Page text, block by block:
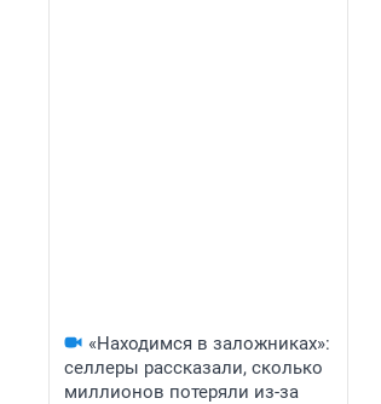
«Находимся в заложниках»:
селлеры рассказали, сколько
миллионов потеряли из-за